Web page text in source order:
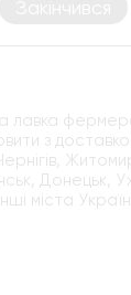
з
Донецьк,
міста